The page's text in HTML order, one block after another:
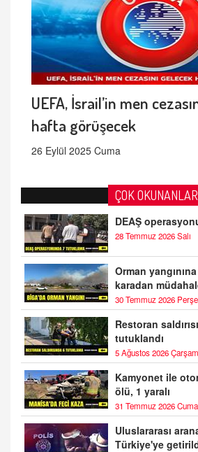
UEFA, İsrail’in men
hafta görüşecek
26 Eylül 2025 Cuma
ÇOK OKUNANLAR
DEAŞ
28 Temmuz 2026 Salı
Orman
karadan
30 Temmuz 2026
Restoran
tutuklandı
5 Ağustos 2026
Kamyonet ile
ölü, 1 yaralı
31 Temmuz 2026 Cuma
Uluslararası
Türkiye'ye